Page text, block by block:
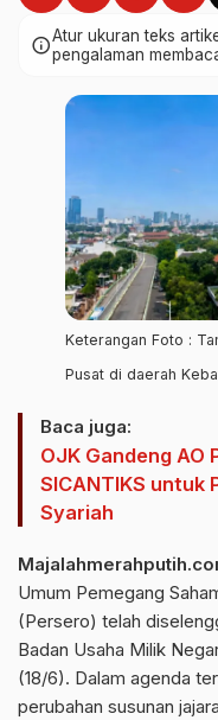
infoAtur ukuran teks
pengalaman
Keterangan Foto :
Pusat di daerah
Baca juga:
OJK Gandeng AO
SICANTIKS untuk
Syariah
Umum Pemegang
(Persero) telah
Badan Usaha Milik
(18/6). Dalam agenda
perubahan susunan